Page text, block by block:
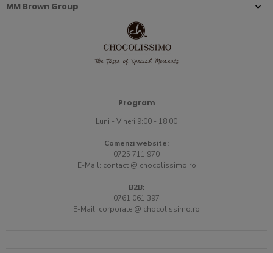
MM Brown Group
Program
Luni - Vineri 9:00 - 18:00
Comenzi website:
0725 711 970
E-Mail: contact @ chocolissimo.ro
B2B:
0761 061 397
E-Mail: corporate @ chocolissimo.ro